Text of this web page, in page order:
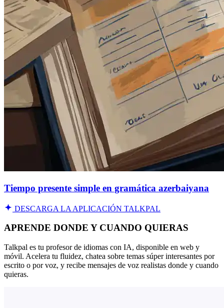
Tiempo presente simple en gramática azerbaiyana
DESCARGA LA APLICACIÓN TALKPAL
APRENDE DONDE Y CUANDO QUIERAS
Talkpal es tu profesor de idiomas con IA, disponible en web y
móvil. Acelera tu fluidez, chatea sobre temas súper interesantes por
escrito o por voz, y recibe mensajes de voz realistas donde y cuando
quieras.